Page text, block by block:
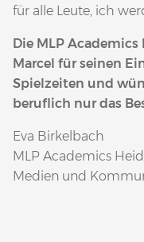
für alle Leute, ich
Die MLP
Marcel für seinen
Spielzeiten und
beruflich nur das
Eva Birkelbach
MLP Academics
Medien und